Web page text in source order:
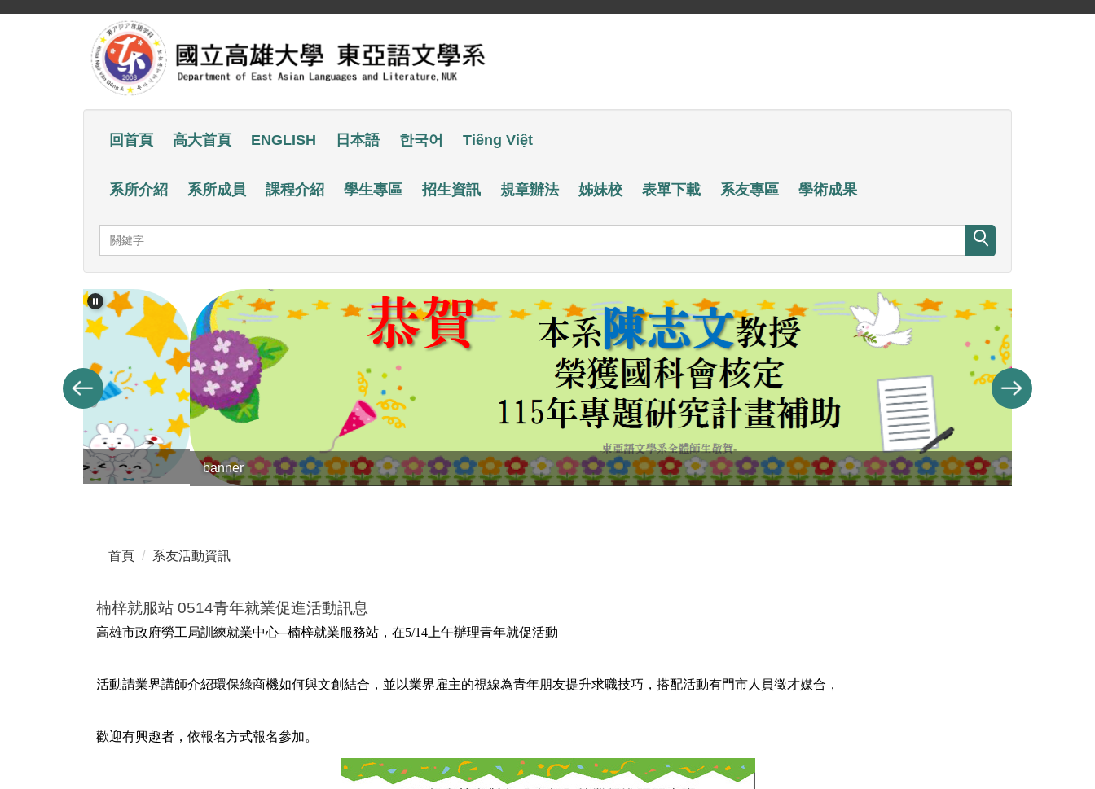
回首頁 高大首頁 ENGLISH 日本語 한국어 Tiếng Việt
系所介紹 系所成員 課程介紹 學生專區 招生資訊 規章辦法 姊妹校 表單下載 系友專區 學術成果
banner
首頁 系友活動資訊
楠梓就服站 0514青年就業促進活動訊息
高雄市政府勞工局訓練就業中心─楠梓就業服務站，在5/14上午辦理青年就促活動
活動請業界講師介紹環保綠商機如何與文創結合，並以業界雇主的視線為青年朋友提升求職技巧，搭配活動有門市人員徵才媒合，
歡迎有興趣者，依報名方式報名參加。